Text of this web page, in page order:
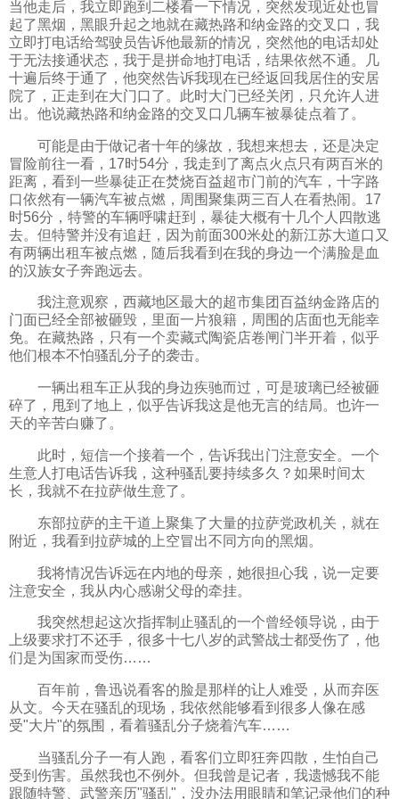
当他走后，我立即跑到二楼看一下情况，突然发现近处也冒
起了黑烟，黑眼升起之地就在藏热路和纳金路的交叉口，我
立即打电话给驾驶员告诉他最新的情况，突然他的电话却处
于无法接通状态，我于是拼命地打电话，结果依然不通。几
十遍后终于通了，他突然告诉我现在已经返回我居住的安居
院了，正走到在大门口了。此时大门已经关闭，只允许人进
出。他说藏热路和纳金路的交叉口几辆车被暴徒点着了。
可能是由于做记者十年的缘故，我想来想去，还是决定
冒险前往一看，17时54分，我走到了离点火点只有两百米的
距离，看到一些暴徒正在焚烧百益超市门前的汽车，十字路
口依然有一辆汽车被点燃，周围聚集两三百人在看热闹。17
时56分，特警的车辆呼啸赶到，暴徒大概有十几个人四散逃
去。但特警并没有追赶，因为前面300米处的新江苏大道口又
有两辆出租车被点燃，随后我看到在我的身边一个满脸是血
的汉族女子奔跑远去。
我注意观察，西藏地区最大的超市集团百益纳金路店的
门面已经全部被砸毁，里面一片狼籍，周围的店面也无能幸
免。在藏热路，只有一个卖藏式陶瓷店卷闸门半开着，似乎
他们根本不怕骚乱分子的袭击。
一辆出租车正从我的身边疾驰而过，可是玻璃已经被砸
碎了，甩到了地上，似乎告诉我这是他无言的结局。也许一
天的辛苦白赚了。
此时，短信一个接着一个，告诉我出门注意安全。一个
生意人打电话告诉我，这种骚乱要持续多久？如果时间太
长，我就不在拉萨做生意了。
东部拉萨的主干道上聚集了大量的拉萨党政机关，就在
附近，我看到拉萨城的上空冒出不同方向的黑烟。
我将情况告诉远在内地的母亲，她很担心我，说一定要
注意安全，我从内心感谢父母的牵挂。
我突然想起这次指挥制止骚乱的一个曾经领导说，由于
上级要求打不还手，很多十七八岁的武警战士都受伤了，他
们是为国家而受伤……
百年前，鲁迅说看客的脸是那样的让人难受，从而弃医
从文。今天在骚乱的现场，我依然能够看到很多人像在感
受"大片"的氛围，看着骚乱分子烧着汽车……
当骚乱分子一有人跑，看客们立即狂奔四散，生怕自己
受到伤害。虽然我也不例外。但我曾是记者，我遗憾我不能
跟随特警、武警亲历"骚乱"，没办法用眼睛和笔记录他们的种